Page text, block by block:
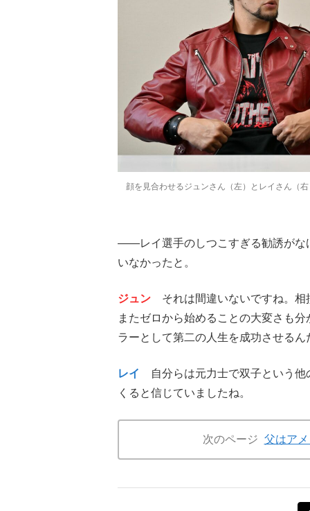
顔を見合わせるジュンさん（左）とレイさん（
――レイ選手のしつこすぎる勧誘がな
いなかったと。
ジュン それは間違いないですね。相
またゼロから始めることの大変さも
ラーとして第二の人生を成功させる
レイ
自分らは元力士で双子という他
くると信じていましたね。
次のページ 父はア